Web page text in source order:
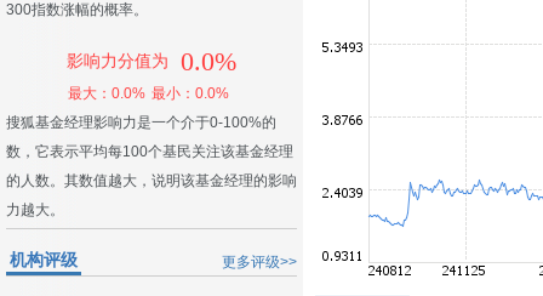
300指数涨幅的概率。
影响力分值为 0.0%
最大：0.0% 最小：0.0%
搜狐基金经理影响力是一个介于0-100%的
数，它表示平均每100个基民关注该基金经理
的人数。其数值越大，说明该基金经理的影响
力越大。
更多评级>>
机构评级